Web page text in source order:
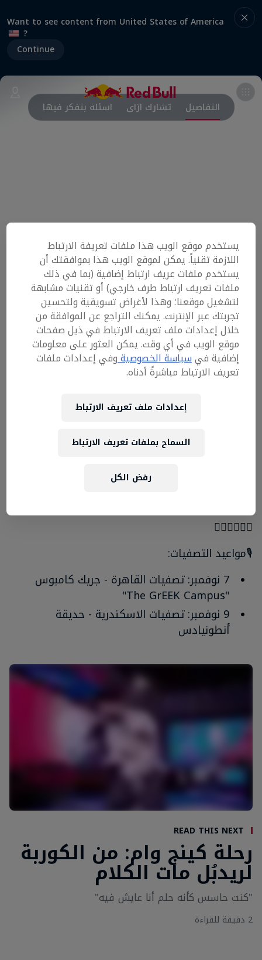
Want to see content from United States of America
?
Continue
التفاصيل تشارك ازاى اسئلة بتفكر فيها
كتير بيراب... بس مش كله بيفريستايل! 🤫🚨
١٦ من أحسن الفريستايلرز فى مصر على حلبة واحدة
يوم ٢٨ نوفمبر فى جريك كامبوس هيدخلوا فى باتلز
وبعد منافسة شديدة بينهم، وبعد اختيار الحكام
مين اللى هيكمل للأخر؟
ومين هيورينا يعنى ايه فريستايل بجد؟
👇🏼👇🏼👇🏼
🎙️مواعيد التصفيات:
7 نوفمبر: تصفيات القاهرة - جريك كامبوس
"The GrEEK Campus"
9 نوفمبر: تصفيات الاسكندرية - حديقة
أنطونيادس
Read This Next
رحلة كينج وام: من الكوربة
لريدبُل مات الكلام
"كنت حاسس كأنه حلم أنا عايش فيه"
‎2‎ دقيقة للقراءة
يستخدم موقع الويب هذا ملفات تعريفة الارتباط
اللازمة تقنياً. يمكن لموقع الويب هذا بموافقتك أن
يستخدم ملفات عريف ارتباط إضافية (بما في ذلك
ملفات تعريف ارتباط طرف خارجي) أو تقنيات مشابهة
لتشغيل موقعنا؛ وهذا لأغراض تسويقية ولتحسين
تجربتك عبر الإنترنت. يمكنك التراجع عن الموافقة من
خلال إعدادات ملف تعريف الارتباط في ذيل صفحات
موقع الويب في أي وقت. يمكن العثور على معلومات
إضافية فيسياسة الخصوصيةوفي إعدادات ملفات
تعريف الارتباط مباشرةً أدناه.
إعدادات ملف تعريف الارتباط
رفض الكل
السماح بملفات تعريف الارتباط